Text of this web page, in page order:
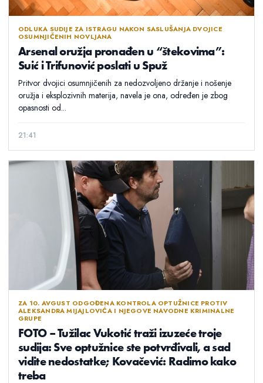
ODLUKA SUDIJE ZA ISTRAGU NAKON SASLUŠANJA DVOJICE
OSUMNJIČENIH NOVLJANA
Arsenal oružja pronađen u “štekovima”:
Suić i Trifunović poslati u Spuž
Pritvor dvojici osumnjičenih za nedozvoljeno držanje i nošenje
oružja i eksplozivnih materija, navela je ona, određen je zbog
opasnosti od...
21:41
ZA 10. AVGUST ODGOĐENA KONTROLA OPTUŽNICE PROTIV
ALEKSANDRA MIJAJLOVIĆA I NJEGOVE NAVODNE KRIMINALNE
GRUPE
FOTO – Tužilac Vukotić traži izuzeće troje
sudija: Sve optužnice ste potvrđivali, a sad
vidite nedostatke; Kovačević: Radimo kako
treba